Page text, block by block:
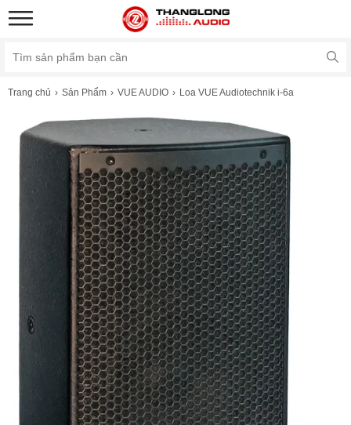
Trang chủ Sản Phẩm VUE AUDIO Loa VUE Audiotechnik i-6a